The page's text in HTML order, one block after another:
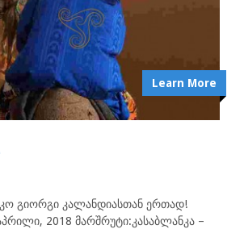
Learn More
გიორგი კალანდიასთან ერთად!
2018 მარშრუტი:კასაბლანკა –